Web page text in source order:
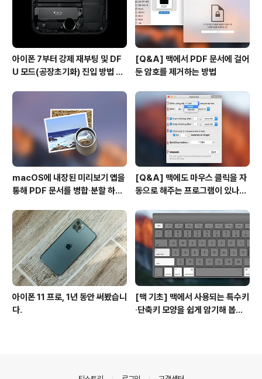
아이폰 7부터 강제 재부팅 및 DF
U 모드(공장초기화) 진입 방법 변
[Q&A] 맥에서 PDF 문서에 걸어
둔 암호를 제거하는 방법
macOS에 내장된 미리보기 앱을
통해 PDF 문서를 병합∙분할 하는
[Q&A] 맥에도 마우스 클릭을 자
동으로 해주는 프로그램이 있나
아이폰 11 프로, 1년 동안 써봤습니
다.
[맥 기초] 맥에서 사용되는 특수키
∙단축키 모양을 쉽게 암기해 봅시